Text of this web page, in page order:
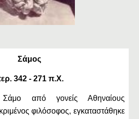
Σάμος
342 - 271 π.Χ.
από γονείς Αθηναίους
φιλόσοφος, εγκαταστάθηκε